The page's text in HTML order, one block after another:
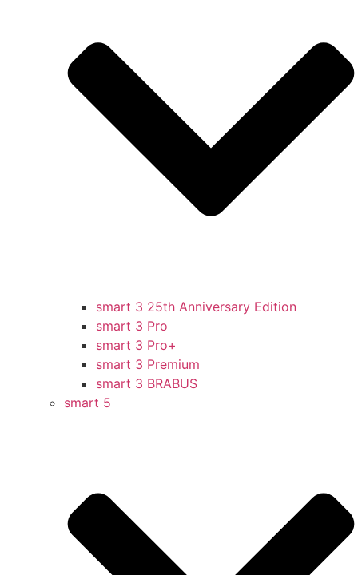
smart 3 25th Anniversary Edition
smart 3 Pro
smart 3 Pro+
smart 3 Premium
smart 3 BRABUS
smart 5